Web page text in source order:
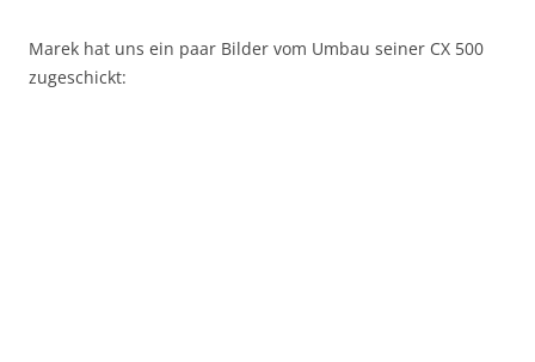
Marek hat uns ein paar Bilder vom Umbau seiner CX 500
zugeschickt: